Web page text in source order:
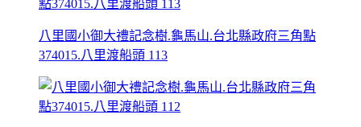
八里國小御大禮記念樹.龜馬山.台北縣政府三角點
374015.八里渡船頭 113